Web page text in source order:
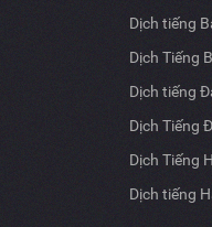
Dịch tiếng
Dịch Tiếng
Dịch tiếng
Dịch Tiếng
Dịch Tiếng
Dịch tiếng